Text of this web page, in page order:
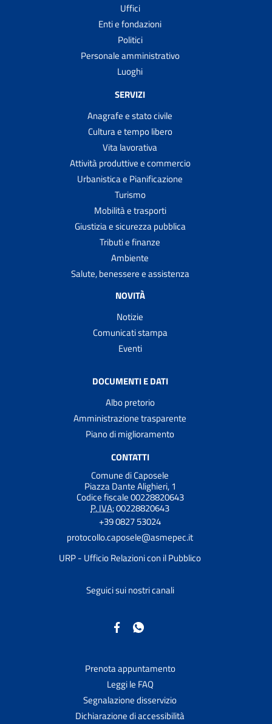
Uffici
Enti e fondazioni
Politici
Personale amministrativo
Luoghi
SERVIZI
Anagrafe e stato civile
Cultura e tempo libero
Vita lavorativa
Attività produttive e commercio
Urbanistica e Pianificazione
Turismo
Mobilità e trasporti
Giustizia e sicurezza pubblica
Tributi e finanze
Ambiente
Salute, benessere e assistenza
NOVITÀ
Notizie
Comunicati stampa
Eventi
DOCUMENTI E DATI
Albo pretorio
Amministrazione trasparente
Piano di miglioramento
CONTATTI
Comune di Caposele
Piazza Dante Alighieri, 1
Codice fiscale 00228820643
P. IVA:00228820643
+39 0827 53024
protocollo.caposele@asmepec.it
URP - Ufficio Relazioni con il Pubblico
Seguici sui nostri canali
Prenota appuntamento
Leggi le FAQ
Segnalazione disservizio
Dichiarazione di accessibilità